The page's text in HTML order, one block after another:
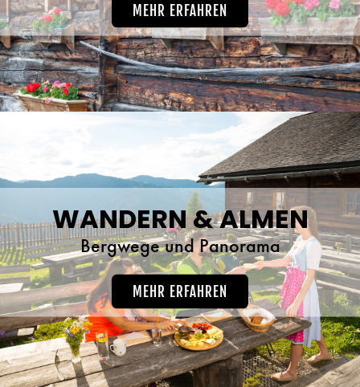
MEHR ERFAHREN
WANDERN & ALMEN
Bergwege und Panorama
MEHR ERFAHREN